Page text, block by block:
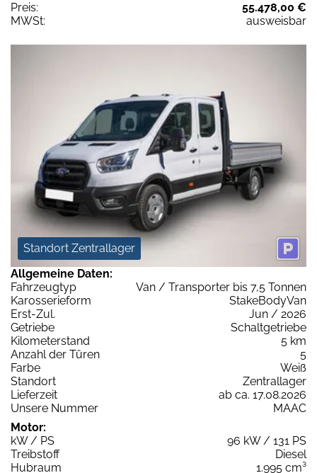
Preis:
55.478,00 €
MWSt:
ausweisbar
Standort Zentrallager
Allgemeine Daten:
Fahrzeugtyp
Van / Transporter bis 7,5 Tonnen
Karosserieform
StakeBodyVan
Erst-Zul.
Jun / 2026
Getriebe
Schaltgetriebe
Kilometerstand
5 km
Anzahl der Türen
5
Farbe
Weiß
Standort
Zentrallager
Lieferzeit
ab ca. 17.08.2026
Unsere Nummer
MAAC
Motor:
kW / PS
96 kW / 131 PS
Treibstoff
Diesel
Hubraum
1.995 cm³